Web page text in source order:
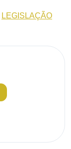
LEGISLAÇÃO